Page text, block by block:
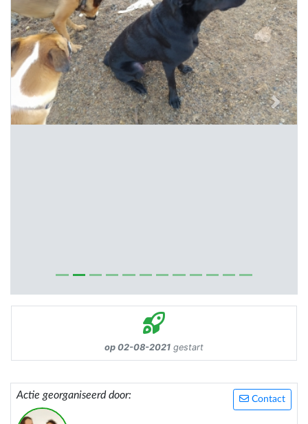
Previous Next
op 02-08-2021 gestart
Contact
Actie georganiseerd door: